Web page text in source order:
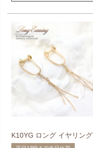
K10YG ロング イヤリング